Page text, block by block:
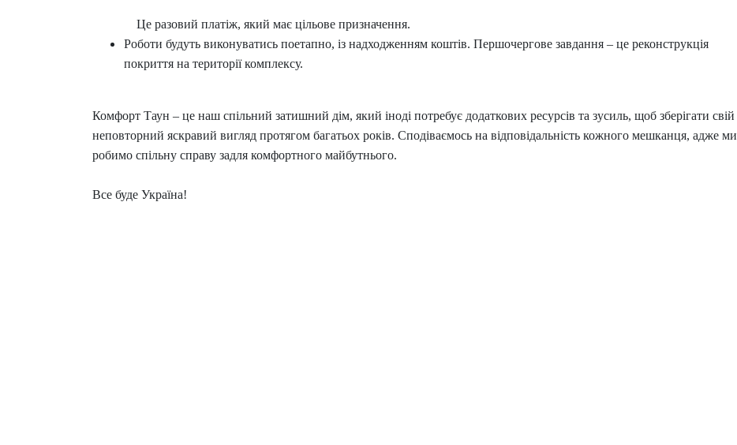
Це разовий платіж, який має цільове призначення.
Роботи будуть виконуватись поетапно, із надходженням коштів. Першочергове завдання – це реконструкція
покриття на території комплексу.
Комфорт Таун – це наш спільний затишний дім, який іноді потребує додаткових ресурсів та зусиль, щоб зберігати свій
неповторний яскравий вигляд протягом багатьох років. Сподіваємось на відповідальність кожного мешканця, адже ми
робимо спільну справу задля комфортного майбутнього.
Все буде Україна!